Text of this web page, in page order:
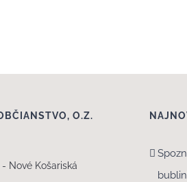
O.Z.
Nové Košariská